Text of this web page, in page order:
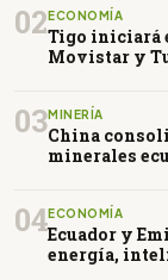
02 ECONOMÍA
Tigo iniciará
Movistar y
03MINERÍA
China
minerales
04ECONOMÍA
Ecuador y
energía,